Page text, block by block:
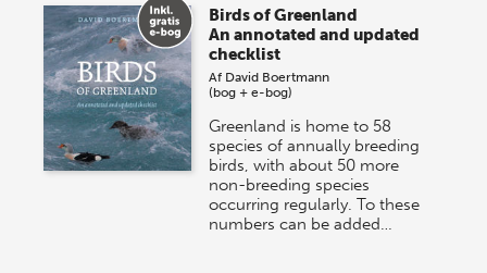
Birds of Greenland
An annotated and updated
checklist
Af David Boertmann
(bog + e-bog)
Greenland is home to 58
species of annually breeding
birds, with about 50 more
non-breeding species
occurring regularly. To these
numbers can be added…